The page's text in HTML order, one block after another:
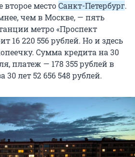
второе местоСанкт-Петербург.
чем в Москве, — пять
метро «Проспект
16 220 556 рублей. Но и здесь
Сумма кредита на 30
платеж — 178 355 рублей в
30 лет 52 656 548 рублей.